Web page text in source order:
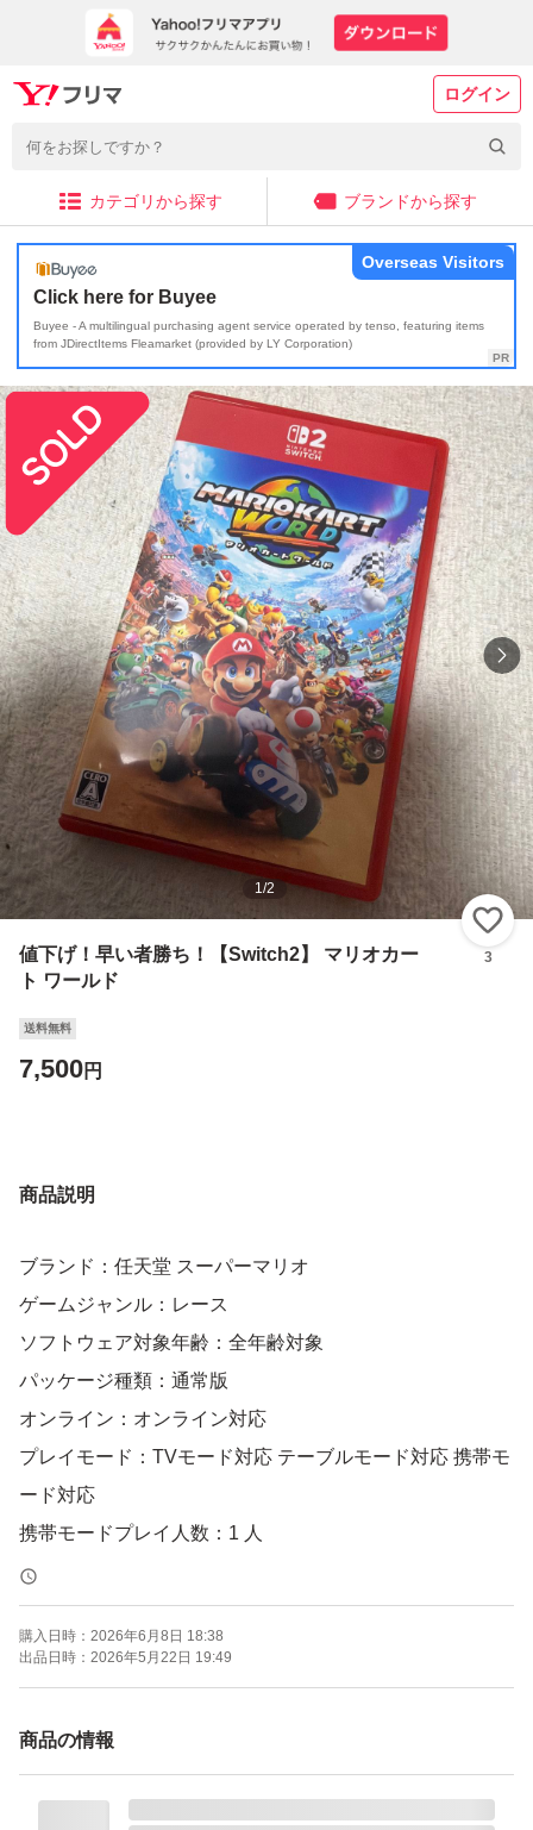
ログイン
カテゴリから探す ブランドから探す
Click here for Buyee
Buyee - A multilingual purchasing agent service operated by tenso, featuring items
from JDirectItems Fleamarket (provided by LY Corporation)
Overseas Visitors
1/2
値下げ！早い者勝ち！【Switch2】 マリオカー
ト ワールド
3
送料無料
7,500円
商品説明
ブランド：任天堂 スーパーマリオ
ゲームジャンル：レース
ソフトウェア対象年齢：全年齢対象
パッケージ種類：通常版
オンライン：オンライン対応
プレイモード：TVモード対応 テーブルモード対応 携帯モ
ード対応
携帯モードプレイ人数：1 人
購入日時： 2026年6月8日 18:38
出品日時： 2026年5月22日 19:49
商品の情報